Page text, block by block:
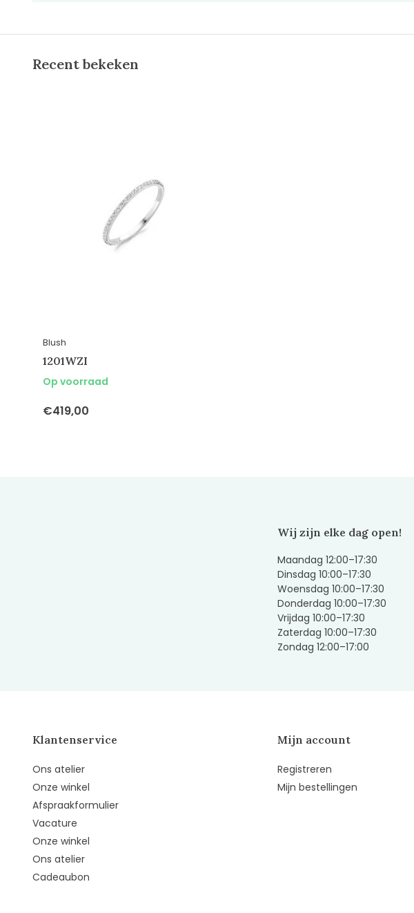
Recent bekeken
Blush
1201WZI
Op voorraad
€419,00
Wij zijn elke dag open!
Maandag 12:00–17:30
Dinsdag 10:00–17:30
Woensdag 10:00–17:30
Donderdag 10:00–17:30
Vrijdag 10:00–17:30
Zaterdag 10:00–17:30
Zondag 12:00–17:00
Klantenservice
Ons atelier
Onze winkel
Afspraakformulier
Vacature
Onze winkel
Ons atelier
Cadeaubon
Mijn account
Registreren
Mijn bestellingen